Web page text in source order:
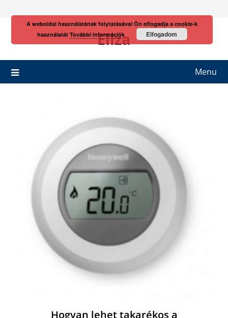
Eliza
Menu
Hogyan lehet takarékos a
A weboldal használatának folytatásával Ön elfogadja a cookie-k
használatát További információk Elfogadom